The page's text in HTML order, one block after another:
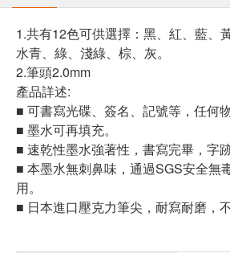
1.共有12色可供選擇：黑、紅、藍、
水青、綠、淺綠、棕、灰。
2.筆頭2.0mm
產品詳述:
■ 可書寫光碟、簽名、記號等，任何物
■ 墨水可再填充。
■ 速乾性墨水強著性，書寫完畢，字
■ 本墨水無刺鼻味，通過SGS安全無
用。
■ 日本進口壓克力筆尖，耐寫耐磨，不